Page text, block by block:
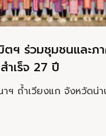
ฯ ร่วมชุมชนและภ
ำเร็จ 27 ปี
ฯ ถ้ำเวียงแก จังหวัดน่